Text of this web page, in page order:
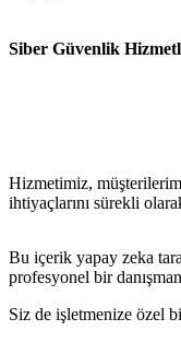
Siber Güvenlik
Hizmetimiz,
ihtiyaçlarını sürekli
Bu içerik yapay zeka
profesyonel bir
Siz de işletmenize özel